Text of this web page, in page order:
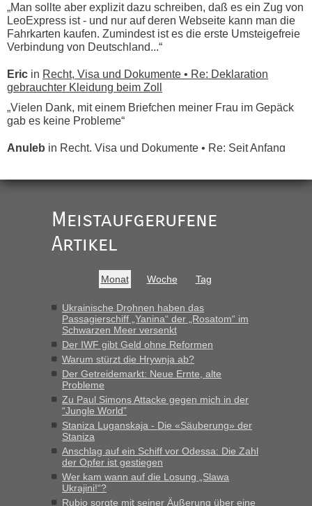
„Man sollte aber explizit dazu schreiben, daß es ein Zug von
LeoExpress ist - und nur auf deren Webseite kann man die
Fahrkarten kaufen. Zumindest ist es die erste Umsteigefreie
Verbindung von Deutschland...“
Eric in Recht, Visa und Dokumente • Re: Deklaration
gebrauchter Kleidung beim Zoll
„Vielen Dank, mit einem Briefchen meiner Frau im Gepäck
gab es keine Probleme“
Anuleb in Recht, Visa und Dokumente • Re: Seit Anfang
Verdacht.“
inRecht, Visa und Dokumente • Re: Seit Anfang des
Milliarden aufgedeckt
und du nicht damit handeln willst. So lange das nicht
Originalverpackt ist und ersichlich das nicht neu sollte es
keine Probleme geben“
Recht, Visa und Dokumente • Deklaration
gebrauchter Kleidung beim Zoll
„Hallo Leute, ich weiß nicht, ob ich hier richtig bin mit meiner
Anfrage. Ich möchte 4 Umzugskartons mit gebrauchter
Straßen Kleidung bei der Einreise in die Ukraine
mitnehmen. Es ist gebrauchte Kleidung...“
Berichte und Reisetipps • Re: An welchem
Grenzübergang zwischen Polen und der Ukraine geht es am
schnellsten?
Meistaufgerufene
Artikel
Monat Woche Tag
Ukrainische Drohnen haben das
Passagierschiff „Yanina“ der „Rosatom“ im
Schwarzen Meer versenkt
Der IWF gibt Geld ohne Reformen
Warum stürzt die Hrywnja ab?
Der Getreidemarkt: Neue Ernte, alte
Probleme
Zu Paul Simons Attacke gegen mich in der
“Jungle World”
Staniza Luganskaja - Die «Säuberung» der
Staniza
Anschlag auf ein Schiff vor Odessa: Die Zahl
der Opfer ist gestiegen
Wer kam wann auf die Losung „Slawa
Ukrajini!“?
Rubio sorgte mit seiner Äußerung über eine